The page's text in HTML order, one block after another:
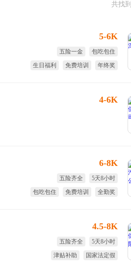
共找到
5-6K
五险一金
包吃包住
生日福利
免费培训
年终奖
4-6K
6-8K
五险齐全
5天8小时
包吃包住
免费培训
全勤奖
4.5-8K
五险齐全
5天8小时
津贴补助
国家法定假